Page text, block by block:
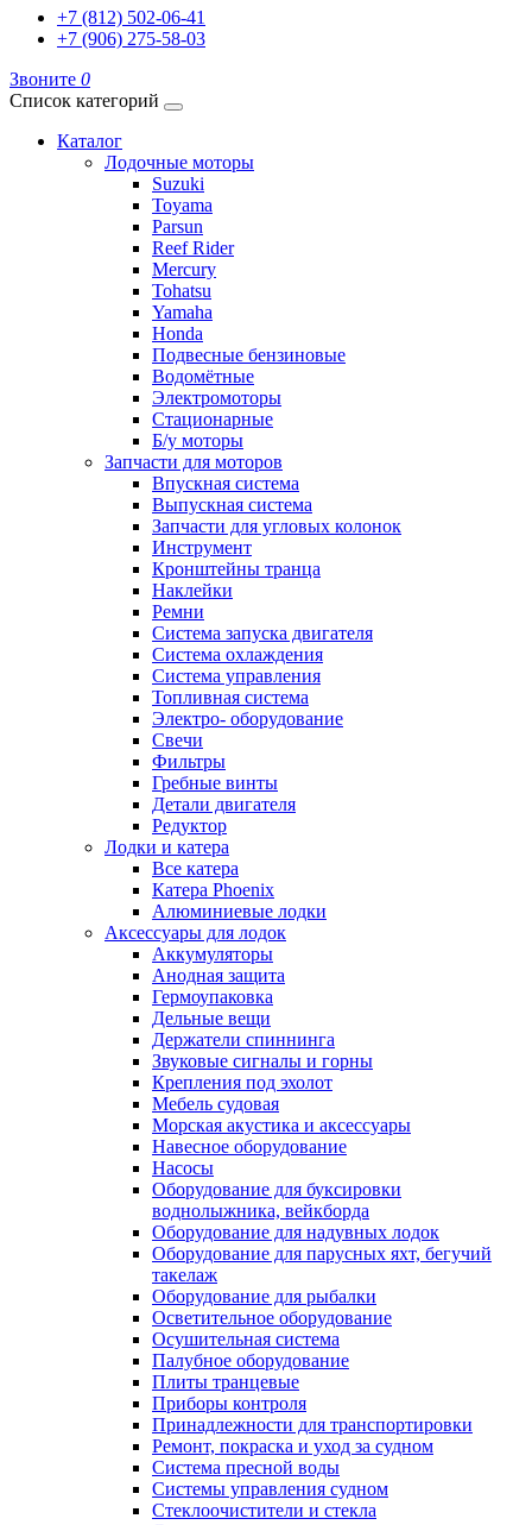
+7 (812) 502-06-41
+7 (906) 275-58-03
Звоните 0
Список категорий
Каталог
Лодочные моторы
Suzuki
Toyama
Parsun
Reef Rider
Mercury
Tohatsu
Yamaha
Honda
Подвесные бензиновые
Водомётные
Электромоторы
Стационарные
Б/у моторы
Запчасти для моторов
Впускная система
Выпускная система
Запчасти для угловых колонок
Инструмент
Кронштейны транца
Наклейки
Ремни
Система запуска двигателя
Система охлаждения
Система управления
Топливная система
Электро- оборудование
Свечи
Фильтры
Гребные винты
Детали двигателя
Редуктор
Лодки и катера
Все катера
Катера Phoenix
Алюминиевые лодки
Аксессуары для лодок
Аккумуляторы
Анодная защита
Гермоупаковка
Дельные вещи
Держатели спиннинга
Звуковые сигналы и горны
Крепления под эхолот
Мебель судовая
Морская акустика и аксессуары
Навесное оборудование
Насосы
Оборудование для буксировки
воднолыжника, вейкборда
Оборудование для надувных лодок
Оборудование для парусных яхт, бегучий
такелаж
Оборудование для рыбалки
Осветительное оборудование
Осушительная система
Палубное оборудование
Плиты транцевые
Приборы контроля
Принадлежности для транспортировки
Ремонт, покраска и уход за судном
Система пресной воды
Системы управления судном
Стеклоочистители и стекла